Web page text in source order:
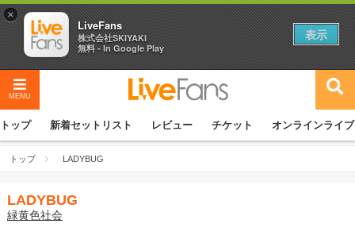
MENU
トップ 新着セットリスト レビュー チケット オンラインライブ
トップ LADYBUG
LADYBUG
緑黄色社会
×
LiveFans
株式会社SKIYAKI
無料 - In Google Play
表示